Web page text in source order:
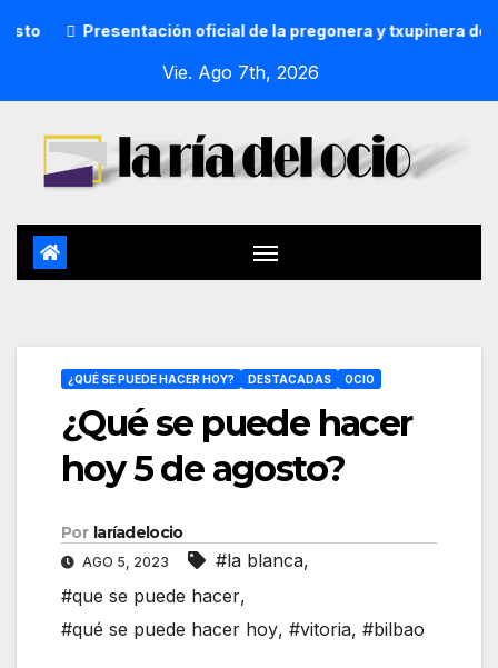
oficial de la pregonera y txupinera de Aste
Vie. Ago 7th, 2026
¿QUÉ SE PUEDE HACER HOY? DESTACADAS OCIO
¿Qué se puede hacer
hoy 5 de agosto?
Por laríadelocio
AGO 5, 2023 #la blanca,
#que se puede hacer,
#qué se puede hacer hoy, #vitoria, #bilbao